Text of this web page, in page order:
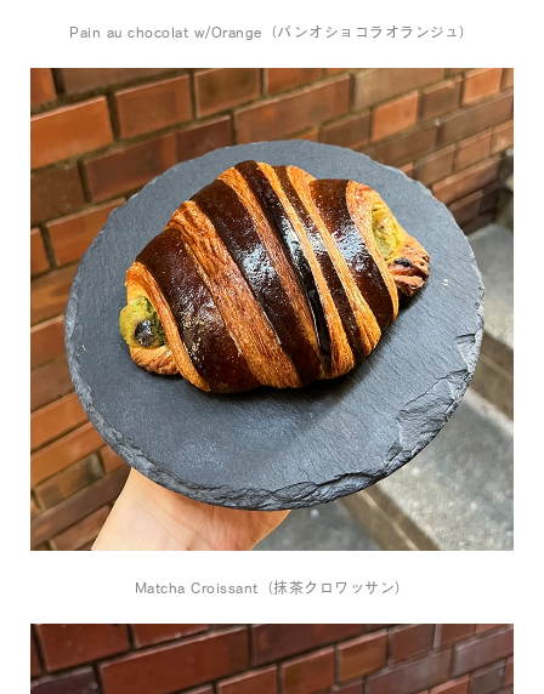
Pain au chocolat w/Orange（パンオショコラオランジュ）
Matcha Croissant（抹茶クロワッサン）